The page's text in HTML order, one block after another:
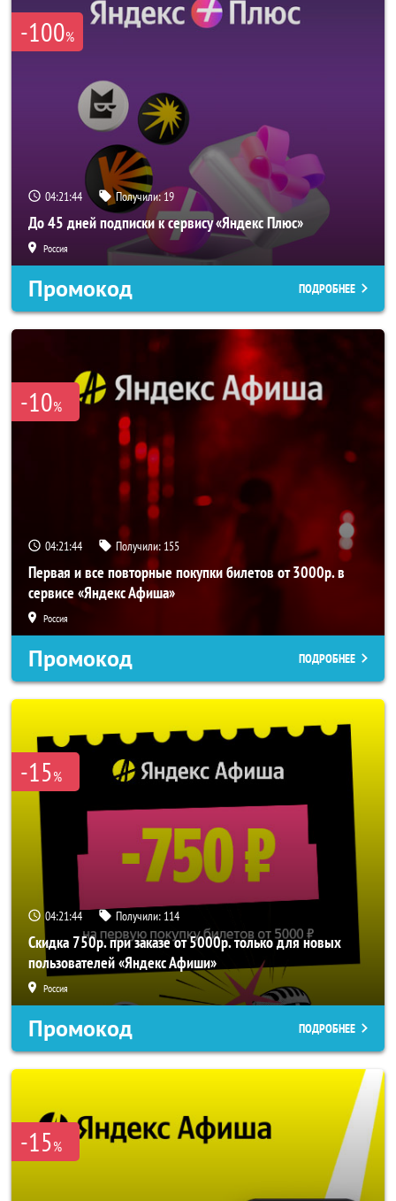
-100%
04:21:44 Получили:19
До 45 дней подписки к сервису «Яндекс Плюс»
Россия
Промокод ПОДРОБНЕЕ
-10%
04:21:44 Получили: 155
Первая и все повторные покупки билетов от 3000р. в
сервисе «Яндекс Афиша»
Россия
Промокод ПОДРОБНЕЕ
-15%
04:21:44 Получили: 114
Скидка 750р. при заказе от 5000р. только для новых
пользователей «Яндекс Афиши»
Россия
Промокод ПОДРОБНЕЕ
-15%